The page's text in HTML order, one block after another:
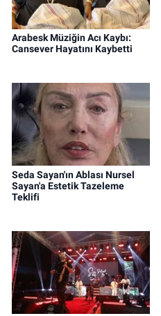
Arabesk Müziğin Acı Kaybı:
Cansever Hayatını Kaybetti
Seda Sayan'ın Ablası Nursel
Sayan'a Estetik Tazeleme
Teklifi